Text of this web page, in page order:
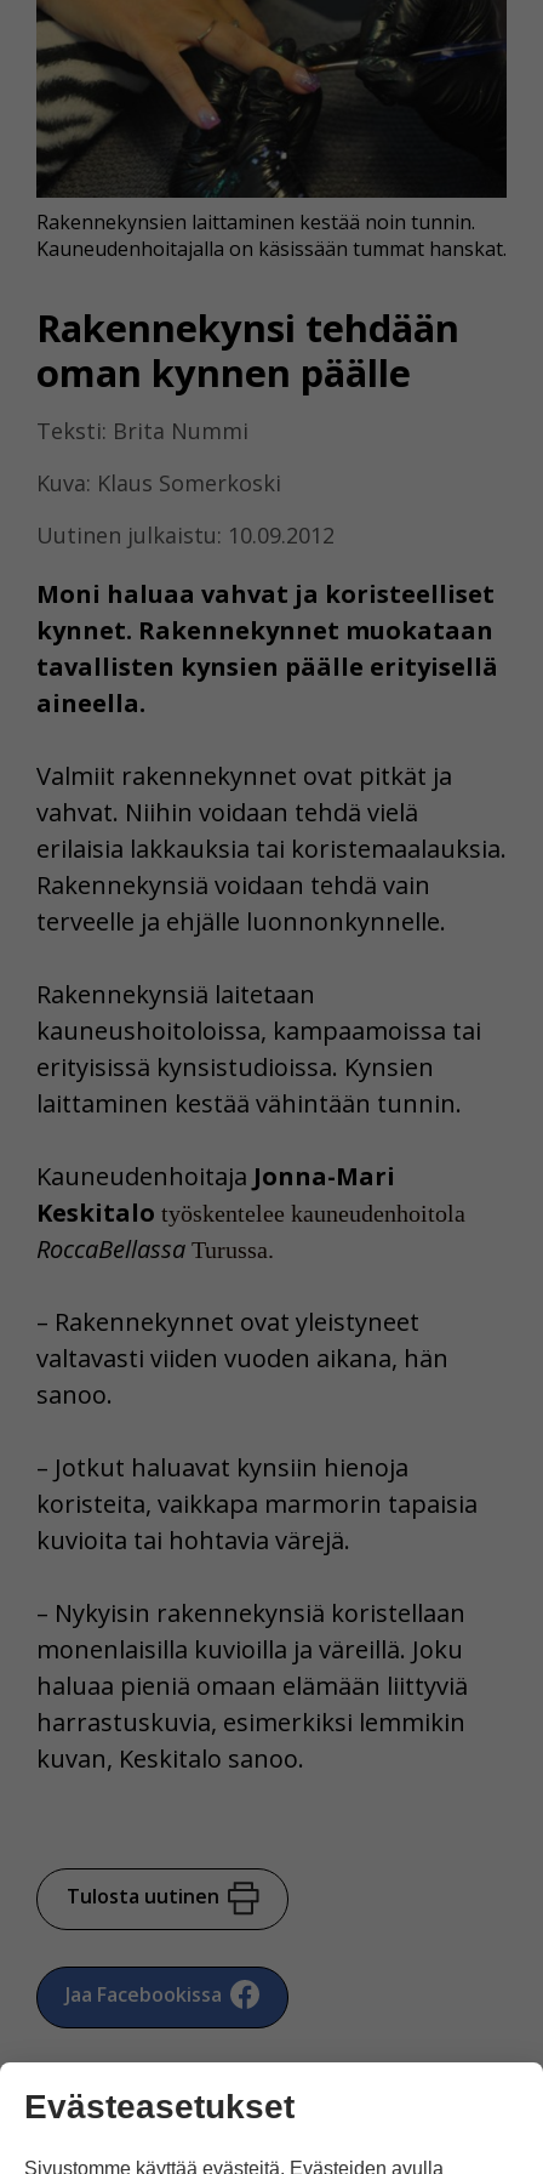
Rakennekynsi tehdään
oman kynnen päälle
Teksti: Brita Nummi
Kuva: Klaus Somerkoski
Uutinen julkaistu: 10.09.2012
Moni haluaa vahvat ja koristeelliset
kynnet. Rakennekynnet muokataan
tavallisten kynsien päälle erityisellä
aineella.
Rakennekynsien laittaminen kestää noin tunnin.
Kauneudenhoitajalla on käsissään tummat hanskat.
Valmiit rakennekynnet ovat pitkät ja
vahvat. Niihin voidaan tehdä vielä
erilaisia lakkauksia tai koristemaalauksia.
Rakennekynsiä voidaan tehdä vain
terveelle ja ehjälle luonnonkynnelle.
Rakennekynsiä laitetaan
kauneushoitoloissa, kampaamoissa tai
erityisissä kynsistudioissa. Kynsien
laittaminen kestää vähintään tunnin.
Kauneudenhoitaja Jonna-Mari
Keskitalo työskentelee kauneudenhoitola
RoccaBellassa Turussa.
– Rakennekynnet ovat yleistyneet
valtavasti viiden vuoden aikana, hän
sanoo.
– Jotkut haluavat kynsiin hienoja
koristeita, vaikkapa marmorin tapaisia
kuvioita tai hohtavia värejä.
– Nykyisin rakennekynsiä koristellaan
monenlaisilla kuvioilla ja väreillä. Joku
haluaa pieniä omaan elämään liittyviä
harrastuskuvia, esimerkiksi lemmikin
kuvan, Keskitalo sanoo.
Tulosta uutinen
Jaa Facebookissa
Evästeasetukset
Sivustomme käyttää evästeitä. Evästeiden avulla